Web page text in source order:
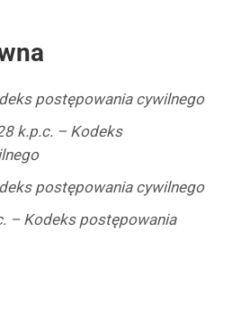
postępowania cywilnego
k.p.c. – Kodeks
postępowania cywilnego
– Kodeks postępowania